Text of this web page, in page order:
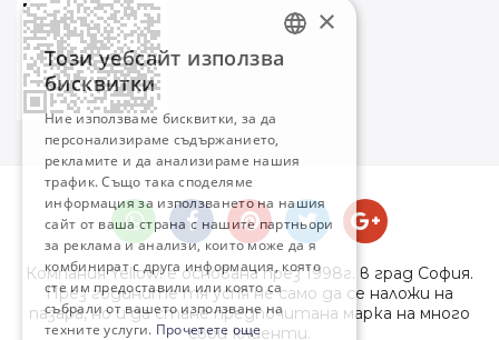
Компания Yellow! е основана през 1998г. в град София.
През годините тя успя не само да се наложи на
пазара, но и да стане предпочитана марка на много
свои клиенти.
BULGARIAN
×
Този уебсайт използва
бисквитки
Ние използваме бисквитки, за да
персонализираме съдържанието,
рекламите и да анализираме нашия
трафик. Също така споделяме
информация за използването на нашия
сайт от ваша страна с нашите партньори
за реклама и анализи, които може да я
комбинират с друга информация, която
сте им предоставили или която са
събрали от вашето използване на
техните услуги. Прочетете още